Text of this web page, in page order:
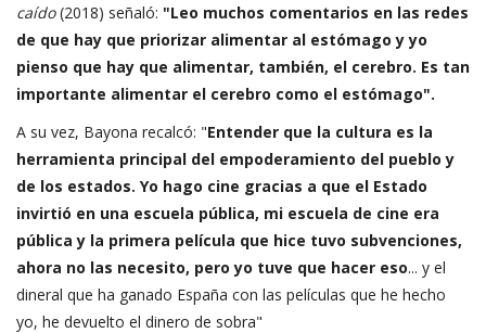
caído(2018) señaló: "Leo muchos comentarios en las redes
de que hay que priorizar alimentar al estómago y yo
pienso que hay que alimentar, también, el cerebro. Es tan
importante alimentar el cerebro como el estómago".
A su vez, Bayona recalcó: "Entender que la cultura es la
herramienta principal del empoderamiento del pueblo y
de los estados. Yo hago cine gracias a que el Estado
invirtió en una escuela pública, mi escuela de cine era
pública y la primera película que hice tuvo subvenciones,
ahora no las necesito, pero yo tuve que hacer eso... y el
dineral que ha ganado España con las películas que he hecho
yo, he devuelto el dinero de sobra"